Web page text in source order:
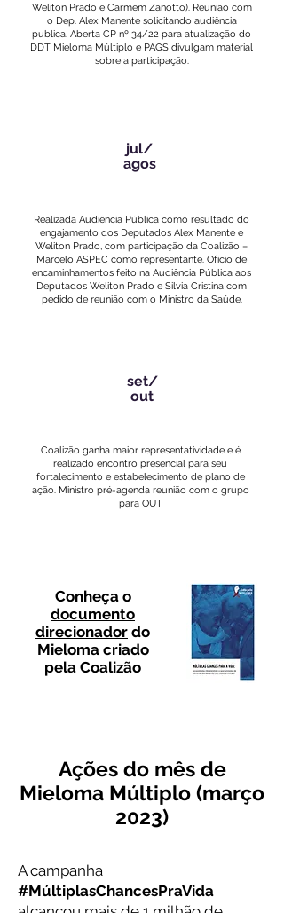
Weliton Prado e Carmem Zanotto). Reunião com
o Dep. Alex Manente solicitando audiência
publica. Aberta CP nº 34/22 para atualização do
DDT Mieloma Múltiplo e PAGS divulgam material
sobre a participação.
jul/
agos
Realizada Audiência Pública como resultado do
engajamento dos Deputados Alex Manente e
Weliton Prado, com participação da Coalizão –
Marcelo ASPEC como representante. Ofício de
encaminhamentos feito na Audiência Pública aos
Deputados Weliton Prado e Silvia Cristina com
pedido de reunião com o Ministro da Saúde.
set/
out
Coalizão ganha maior representatividade e é
realizado encontro presencial para seu
fortalecimento e estabelecimento de plano de
ação. Ministro pré-agenda reunião com o grupo
para OUT
Conheça o
documento
direcionador do
Mieloma criado
pela Coalizão
Ações do mês de
Mieloma Múltiplo (março
2023)
A campanha
#MúltiplasChancesPraVida